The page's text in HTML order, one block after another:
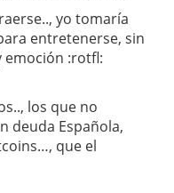
yo tomaría
entretenerse, sin
emoción :rotfl:
los que no
deuda Española,
que el